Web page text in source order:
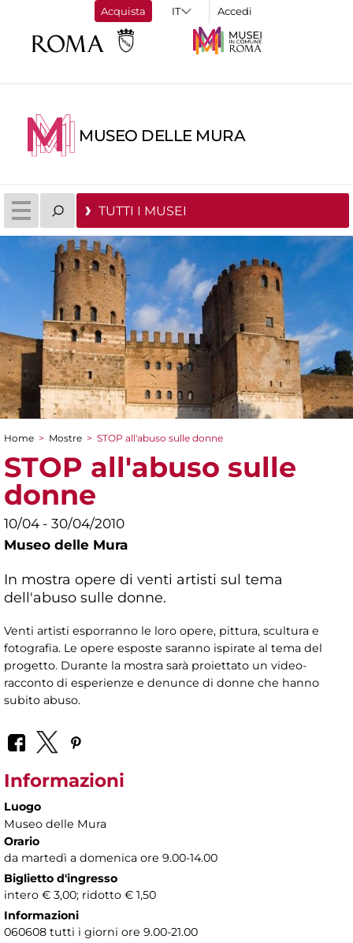
Acquista Accedi
MUSEO DELLE MURA
TUTTI I MUSEI
Tu sei qui
Home > Mostre > STOP all'abuso sulle donne
STOP all'abuso sulle
donne
10/04 - 30/04/2010
Museo delle Mura
In mostra opere di venti artisti sul tema
dell'abuso sulle donne.
Venti artisti esporranno le loro opere, pittura, scultura e
fotografia. Le opere esposte saranno ispirate al tema del
progetto. Durante la mostra sarà proiettato un video-
racconto di esperienze e denunce di donne che hanno
subito abuso.
Informazioni
Luogo
Museo delle Mura
Orario
da martedì a domenica ore 9.00-14.00
Biglietto d'ingresso
intero € 3,00; ridotto € 1,50
Informazioni
060608 tutti i giorni ore 9.00-21.00